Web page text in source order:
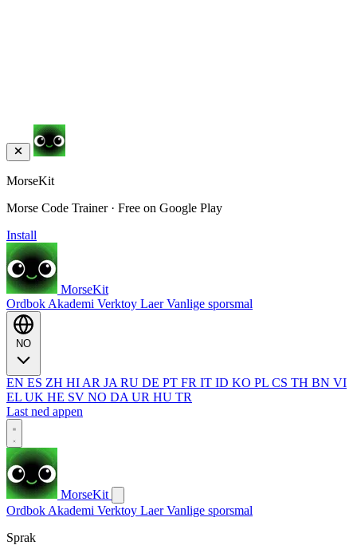
MorseKit
Morse Code Trainer · Free on Google Play
Install
MorseKit
Ordbok Akademi Verktoy LaerVanlige sporsmal
EN ES ZH HI AR JA RU DE PT FR IT ID KO PL CS TH BN VI
EL UK HE SV NO DA UR HU TR
Last ned appen
MorseKit
Ordbok Akademi Verktoy LaerVanlige sporsmal
Sprak